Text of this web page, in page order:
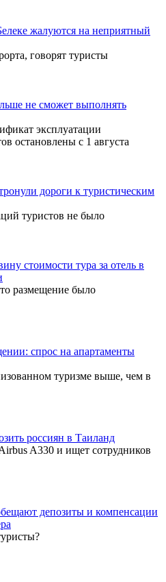
жалуются на неприятный
говорят туристы
не сможет выполнять
эксплуатации
остановлены с 1 августа
дороги к туристическим
туристов не было
стоимости тура за отель в
размещение было
спрос на апартаменты
туризме выше, чем в
россиян в Таиланд
A330 и ищет сотрудников
депозиты и компенсации